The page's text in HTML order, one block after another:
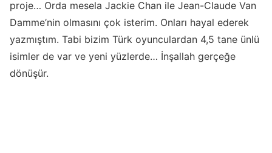
proje… Orda mesela Jackie Chan ile Jean-Claude Van
Damme’nin olmasını çok isterim. Onları hayal ederek
yazmıştım. Tabi bizim Türk oyunculardan 4,5 tane ünlü
isimler de var ve yeni yüzlerde… İnşallah gerçeğe
dönüşür.